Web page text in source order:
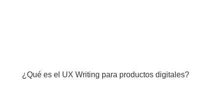
¿Qué es el UX Writing para productos digitales?